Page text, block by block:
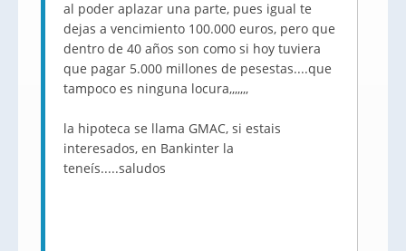
al poder aplazar una parte, pues igual te
dejas a vencimiento 100.000 euros, pero que
dentro de 40 años son como si hoy tuviera
que pagar 5.000 millones de pesestas....que
tampoco es ninguna locura,,,,,,,
la hipoteca se llama GMAC, si estais
interesados, en Bankinter la
teneís.....saludos